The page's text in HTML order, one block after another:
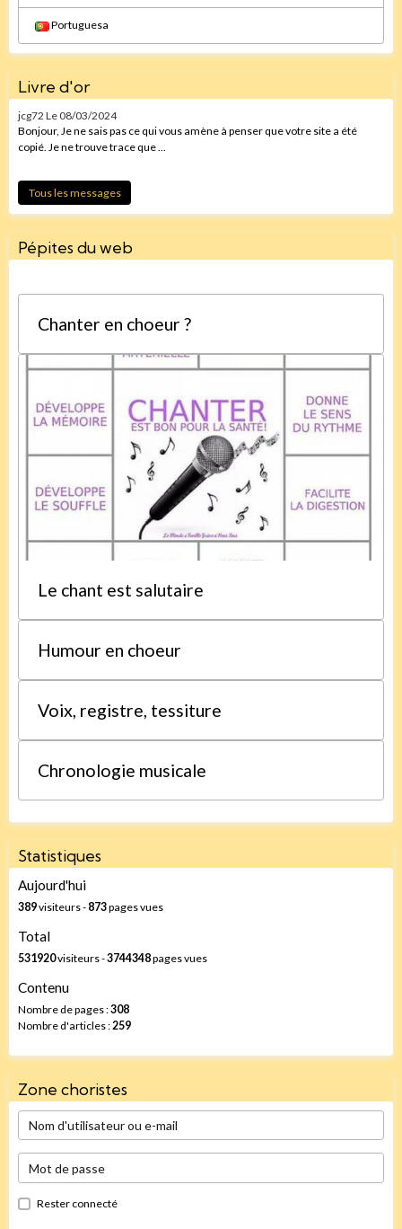
Portuguesa
Livre d'or
jcg72 Le 08/03/2024
Bonjour, Je ne sais pas ce qui vous amène à penser que votre site a été
copié. Je ne trouve trace que ...
Tous les messages
Pépites du web
Chanter en choeur ?
Le chant est salutaire
Humour en choeur
Voix, registre, tessiture
Chronologie musicale
Statistiques
Aujourd'hui
389visiteurs - 873pages vues
Total
531920visiteurs -3744348pages vues
Contenu
Nombre de pages :308
Nombre d'articles : 259
Zone choristes
Rester connecté